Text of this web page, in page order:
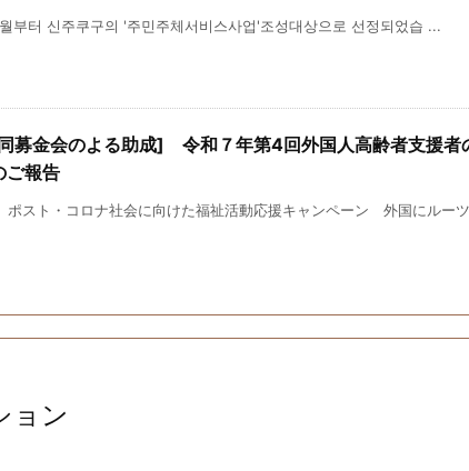
부터 신주쿠구의 '주민주체서비스사업'조성대상으로 선정되었습 ...
募金会のよる助成] 令和７年第4回外国人高齢者支援者
ご報告
スト・コロナ社会に向けた福祉活動応援キャンペーン 外国にルー
ョン